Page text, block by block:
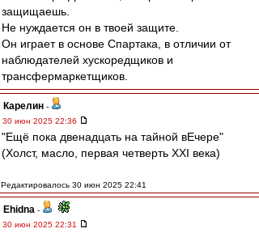
защищаешь.
Не нуждается он в твоей защите.
Он играет в основе Спартака, в отличии от
наблюдателей хускоредщиков и
трансфермаркетщиков.
Карелин -
30 июн 2025 22:36
"Ещё пока двенадцать на тайной вЕчере"
(Холст, масло, первая четверть XXI века)
Редактировалось 30 июн 2025 22:41
Ehidna -
30 июн 2025 22:31